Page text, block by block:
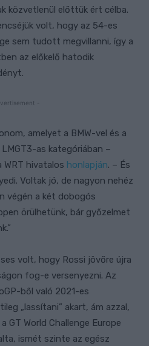
közvetlenül előttük ért célba.
volt, hogy az 54-es
sem tudott megvillanni, így a
az előkelő hatodik
-
amelyet a BMW-vel és a
as kategóriában –
WRT hivatalos honlapján. – És
Voltak jó, de nagyon nehéz
végén a két dobogós
örülhetünk, bár győzelmet
volt, hogy Rossi jövőre újra
fog-e versenyezni. Az
ből való 2021-es
„lassítani” akart, ám azzal,
GT World Challenge Europe
ismét szinte az egész